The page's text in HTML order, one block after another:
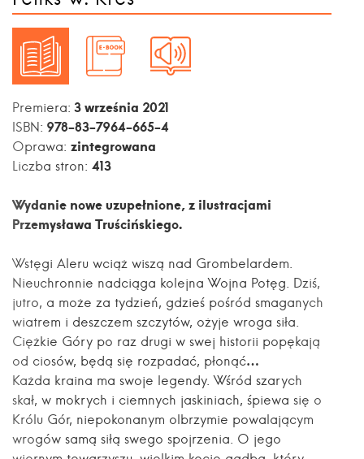
Premiera: 3 września 2021
ISBN: 978-83-7964-665-4
Oprawa: zintegrowana
Liczba stron: 413
Wydanie nowe uzupełnione, z ilustracjami
Przemysława Truścińskiego.
Wstęgi Aleru wciąż wiszą nad Grombelardem.
Nieuchronnie nadciąga kolejna Wojna Potęg. Dziś,
jutro, a może za tydzień, gdzieś pośród smaganych
wiatrem i deszczem szczytów, ożyje wroga siła.
Ciężkie Góry po raz drugi w swej historii popękają
od ciosów, będą się rozpadać, płonąć…
Każda kraina ma swoje legendy. Wśród szarych
skał, w mokrych i ciemnych jaskiniach, śpiewa się o
Królu Gór, niepokonanym olbrzymie powalającym
wrogów samą siłą swego spojrzenia. O jego